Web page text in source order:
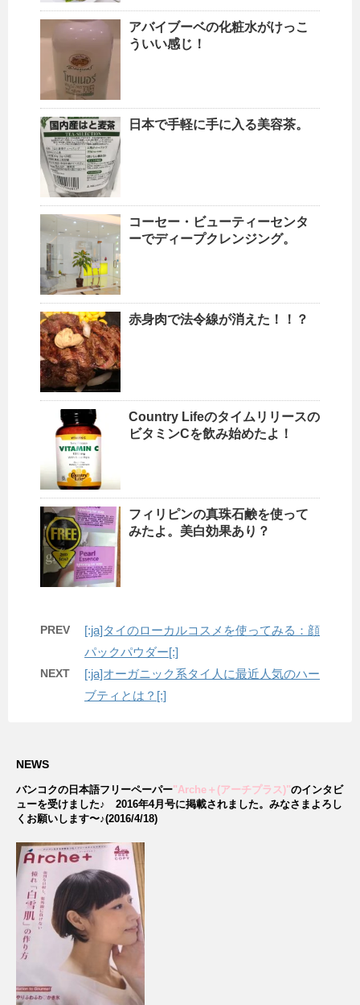
アバイブーベの化粧水がけっこ
ういい感じ！
日本で手軽に手に入る美容茶。
コーセー・ビューティーセンタ
ーでディープクレンジング。
赤身肉で法令線が消えた！！？
Country Lifeのタイムリリースの
ビタミンCを飲み始めたよ！
フィリピンの真珠石鹸を使って
みたよ。美白効果あり？
PREV
[:ja]タイのローカルコスメを使ってみる：顔
パックパウダー[:]
NEXT
[:ja]オーガニック系タイ人に最近人気のハー
ブティとは？[:]
NEWS
バンコクの日本語フリーペーパー"Arche＋(アーチプラス)"のインタビ
ューを受けました♪ 2016年4月号に掲載されました。みなさまよろし
くお願いします〜♪(2016/4/18)